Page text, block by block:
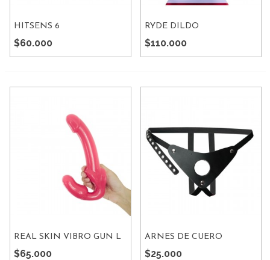
HITSENS 6
$60.000
RYDE DILDO
$110.000
REAL SKIN VIBRO GUN L
$65.000
ARNES DE CUERO
REGULABLE
$25.000